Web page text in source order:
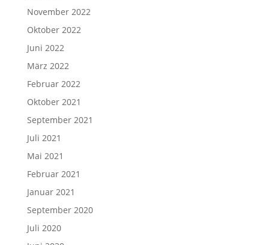
November 2022
Oktober 2022
Juni 2022
März 2022
Februar 2022
Oktober 2021
September 2021
Juli 2021
Mai 2021
Februar 2021
Januar 2021
September 2020
Juli 2020